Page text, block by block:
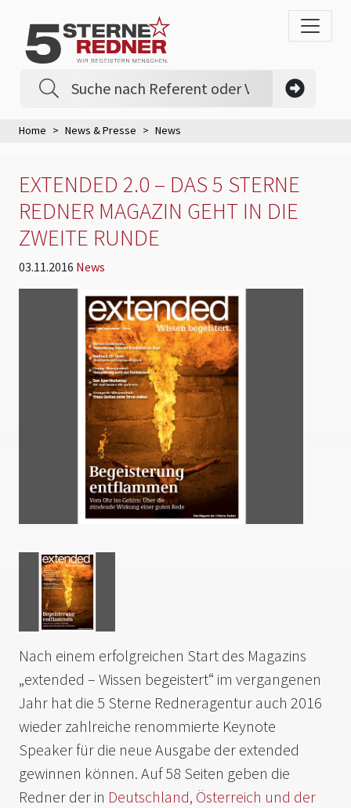
Home News & Presse News
EXTENDED 2.0 – DAS 5 STERNE
REDNER MAGAZIN GEHT IN DIE
ZWEITE RUNDE
03.11.2016 News
Nach einem erfolgreichen Start des Magazins
„extended – Wissen begeistert“ im vergangenen
Jahr hat die 5 Sterne Redneragentur auch 2016
wieder zahlreiche renommierte Keynote
Speaker für die neue Ausgabe der extended
gewinnen können. Auf 58 Seiten geben die
Redner der in Deutschland, Österreich und der